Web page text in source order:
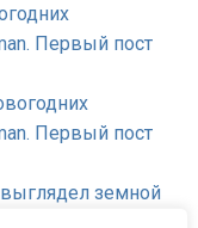
Первый пост
Первый пост
земной